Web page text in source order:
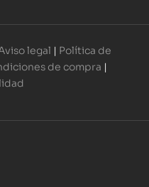
legal | Política de
de compra |